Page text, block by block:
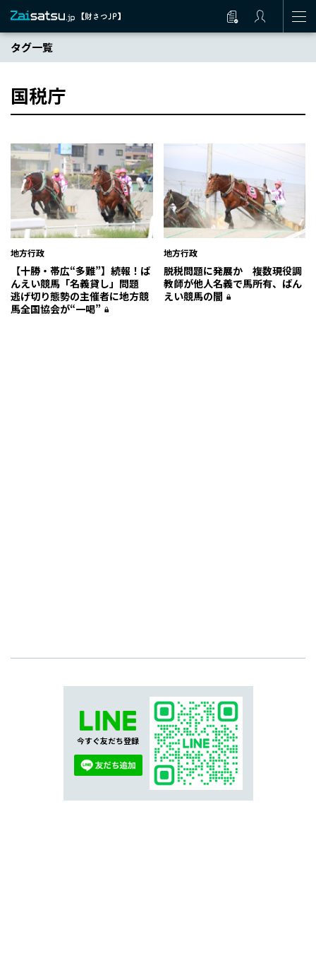
タグ一覧
国税庁
地方行政
【十勝・帯広“多難”】続報！ば
んえい競馬「名義貸し」問題
逃げ切り態勢の主催者に地方競
馬全国協会が“一喝”
地方行政
脱税問題に発展か 複数現役調
教師が他人名義で馬所有、ばん
えい競馬の闇
今すぐ友だち登録